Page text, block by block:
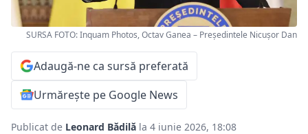
SURSA FOTO: Inquam Photos, Octav Ganea – Președintele Nicușor Dan
Adaugă-ne ca sursă preferată
Urmărește pe Google News
Publicat de Leonard Bădilă la 4 iunie 2026, 18:08